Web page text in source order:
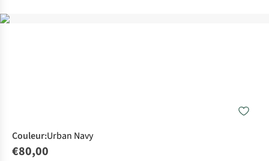
Couleur:Urban Navy
€80,00